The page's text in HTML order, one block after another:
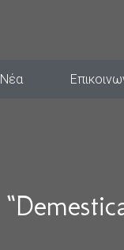
Νέα